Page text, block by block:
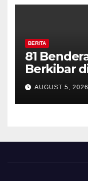
BERITA
81
Berkibar
Timpik
HUT ke-
AUGUST 5, 2026